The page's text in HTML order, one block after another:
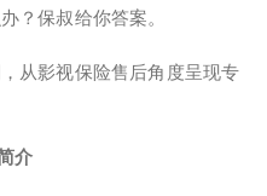
？保叔给你答案。
从影视保险售后角度呈现专
介